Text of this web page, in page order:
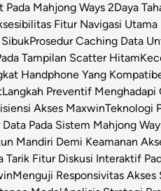
Mahjong Ways 2Daya
Fitur Navigasi Utama
Prosedur Caching Data
Tampilan Scatter Hitam
Handphone Yang
Langkah Preventif Menghadapi
Akses MaxwinTeknologi
Pada Sistem Mahjong
Mandiri Demi Keamanan
Tarik Fitur Diskusi Interaktif
Menguji Responsivitas